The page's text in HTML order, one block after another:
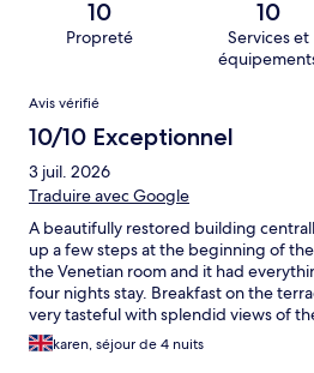
10
Propreté
10
Services et
Avis
Avis vérifié
10/10 Exceptionnel
3 juil. 2026
Traduire avec Google
A beautifully restored building
up a few steps at the beginning of
the Venetian room and it had
four nights stay. Breakfast on the
very tasteful with splendid views of
off our ferry from Rhodes and made
staff. We would highly recommend
karen, séjour de 4 nuits